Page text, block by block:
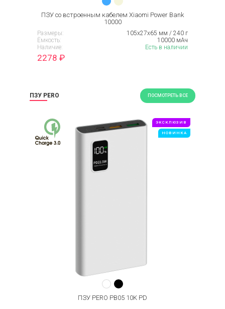
ПЗУ со встроенным кабелем Xiaomi Power Bank
10000
Размеры:
105x27x65 мм / 240 г
Ёмкость:
10000 мАч
Наличие:
Есть в наличии
2278 ₽
ПЗУ PERO ПОСМОТРЕТЬ ВСЕ
ЭКСКЛЮЗИВ
НОВИНКА
ПЗУ PERO PB05 10K PD